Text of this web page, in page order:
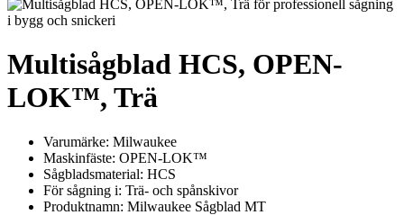
Multisågblad HCS, OPEN-
LOK™, Trä
Varumärke: Milwaukee
Maskinfäste: OPEN-LOK™
Sågbladsmaterial: HCS
För sågning i: Trä- och spånskivor
Produktnamn: Milwaukee Sågblad MT